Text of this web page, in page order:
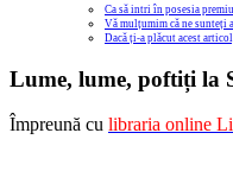
Ca să intri în posesia
Vă mulțumim că ne sunteți
Dacă ți-a plăcut acest
Lume, lume, poftiți la
Împreună cu libraria online